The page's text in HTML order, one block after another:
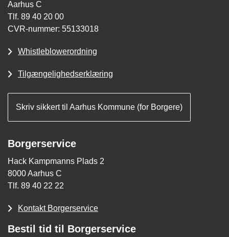
Aarhus C
Tlf. 89 40 20 00
CVR-nummer: 55133018
Whistleblowerordning
Tilgængelighedserklæring
Skriv sikkert til Aarhus Kommune (for Borgere)
Borgerservice
Hack Kampmanns Plads 2
8000 Aarhus C
Tlf. 89 40 22 22
Kontakt Borgerservice
Bestil tid til Borgerservice